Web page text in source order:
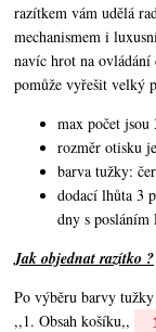
razítkem vám udělá
mechanismem i
navíc hrot na
pomůže vyřešit velký
max počet jsou
rozměr otisku
barva tužky:
dodací lhůta 3
dny s posláním
Jak objednat razítko ?
Po výběru barvy
,,1. Obsah košíku,,